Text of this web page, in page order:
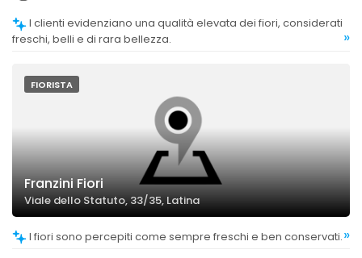
freschi, belli e di rara bellezza.
»
FIORISTA
Franzini Fiori
Viale dello Statuto, 33/35, Latina
I fiori sono percepiti come sempre freschi e ben conservati.»